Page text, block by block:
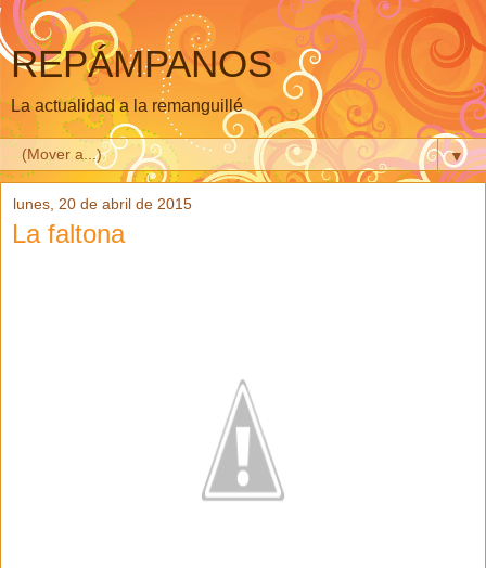
REPÁMPANOS
La actualidad a la remanguillé
▼
lunes, 20 de abril de 2015
La faltona